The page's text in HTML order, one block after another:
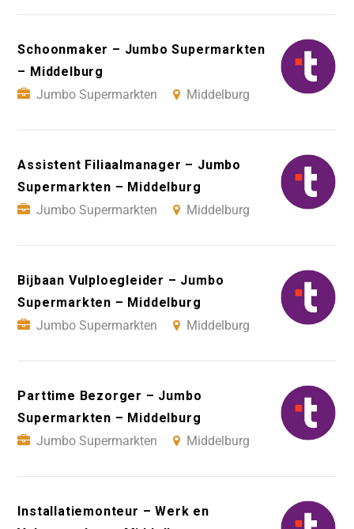
Schoonmaker – Jumbo Supermarkten
– Middelburg
Jumbo Supermarkten
Middelburg
Assistent Filiaalmanager – Jumbo
Supermarkten – Middelburg
Jumbo Supermarkten
Middelburg
Bijbaan Vulploegleider – Jumbo
Supermarkten – Middelburg
Jumbo Supermarkten
Middelburg
Parttime Bezorger – Jumbo
Supermarkten – Middelburg
Jumbo Supermarkten
Middelburg
Installatiemonteur – Werk en